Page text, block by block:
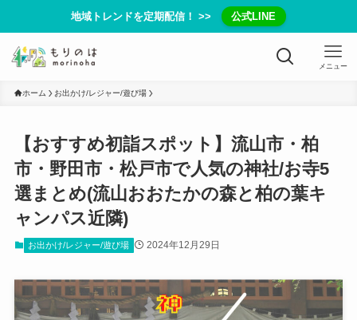
地域トレンドを定期配信！ >> 公式LINE
メニュー
ホーム お出かけ/レジャー/遊び場
【おすすめ初詣スポット】流山市・柏
市・野田市・松戸市で人気の神社/お寺5
選まとめ(流山おおたかの森と柏の葉キ
ャンパス近隣)
お出かけ/レジャー/遊び場 2024年12月29日